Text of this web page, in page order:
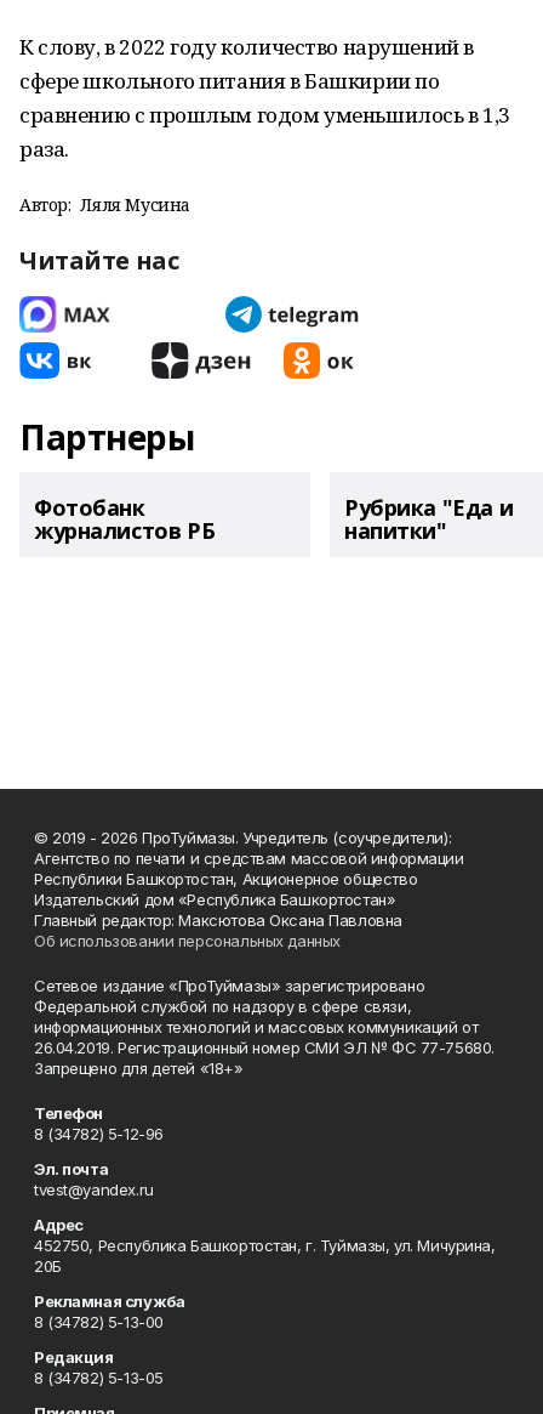
К слову, в 2022 году количество нарушений в
сфере школьного питания в Башкирии по
сравнению с прошлым годом уменьшилось в 1,3
раза.
Автор: Ляля Мусина
Читайте нас
Партнеры
Фотобанк
журналистов РБ
Рубрика "Еда и
напитки"
© 2019 - 2026 ПроТуймазы. Учредитель (соучредители):
Агентство по печати и средствам массовой информации
Республики Башкортостан, Акционерное общество
Издательский дом «Республика Башкортостан»
Главный редактор: Максютова Оксана Павловна
Об использовании персональных данных
Сетевое издание «ПроТуймазы» зарегистрировано
Федеральной службой по надзору в сфере связи,
информационных технологий и массовых коммуникаций от
26.04.2019. Регистрационный номер СМИ ЭЛ № ФС 77-75680.
Запрещено для детей «18+»
Телефон
8 (34782) 5-12-96
Эл. почта
tvest@yandex.ru
Адрес
452750, Республика Башкортостан, г. Туймазы, ул. Мичурина,
20Б
Рекламная служба
8 (34782) 5-13-00
Редакция
8 (34782) 5-13-05